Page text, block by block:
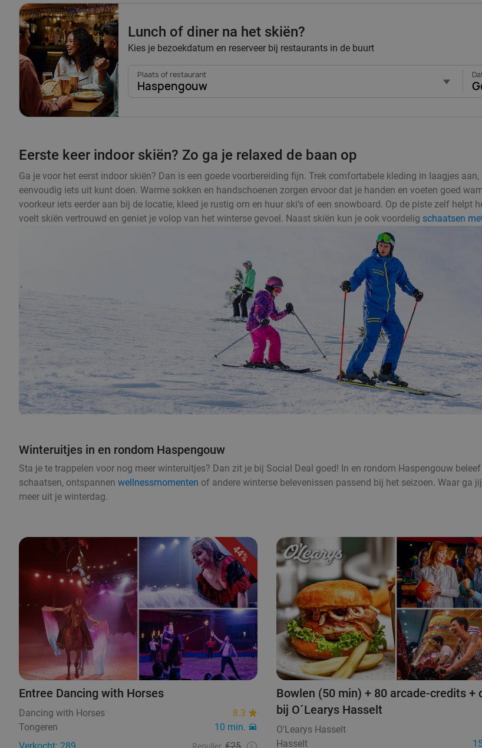
Lunch of diner na het skiën?
Kies je bezoekdatum en reserveer bij restaurants in de buurt
Plaats of restaurant
Haspengouw
Eerste keer indoor skiën? Zo ga je relaxed de baan op
Ga je voor het eerst indoor skiën? Dan is een goede voorbereiding fijn. Trek comfortabele kleding in laagjes
eenvoudig iets uit kunt doen. Warme sokken en handschoenen zorgen ervoor dat je handen en voeten goed
voorkeur iets eerder aan bij de locatie, kleed je rustig om en huur ski’s of een snowboard. Op de piste zelf
voelt skiën vertrouwd en geniet je volop van het winterse gevoel. Naast skiën kun je ook voordelig schaatsen
Winteruitjes in en rondom Haspengouw
Sta je te trappelen voor nog meer winteruitjes? Dan zit je bij Social Deal goed! In en rondom Haspengouw
schaatsen, ontspannen wellnessmomenten of andere winterse belevenissen passend bij het seizoen. Waar
meer uit je winterdag.
44%
Entree Dancing with Horses
Dancing with Horses
8.3
Tongeren
10 min.
Bowlen (50 min) + 80 arcade-credits +
bij O´Learys Hasselt
O'Learys Hasselt
Hasselt